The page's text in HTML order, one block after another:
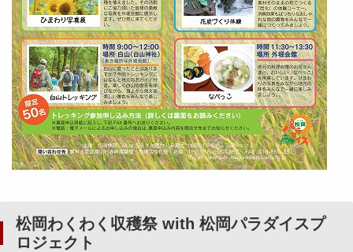
松岡わくわく収穫祭 with 松岡パラダイスプ
ロジェクト